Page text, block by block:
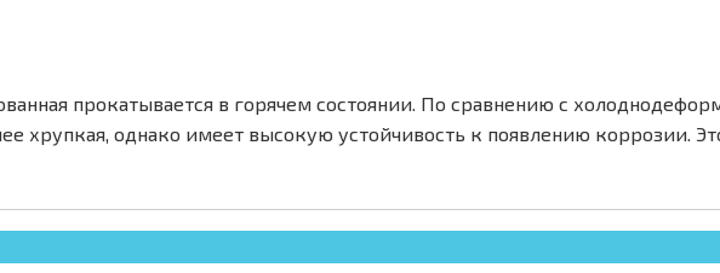
прокатывается в горячем состоянии. По сравнению с
хрупкая, однако имеет высокую устойчивость к появлению коррозии.